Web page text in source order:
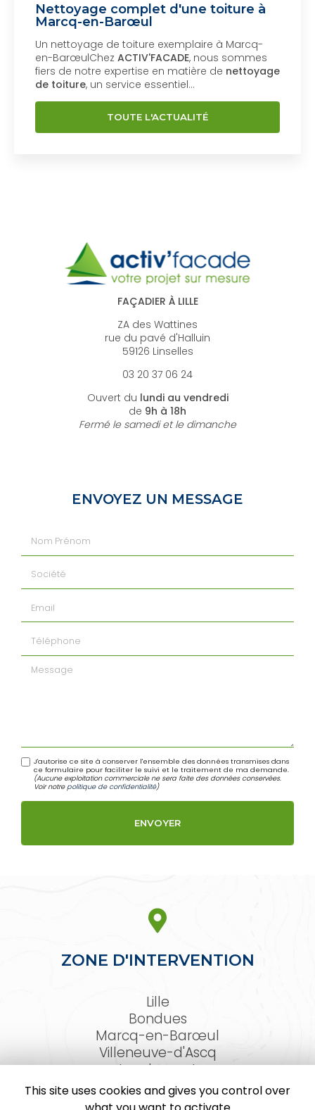
Nettoyage complet d'une toiture à
Marcq-en-Barœul
Un nettoyage de toiture exemplaire à Marcq-
en-BarœulChez ACTIV'FACADE, nous sommes
fiers de notre expertise en matière de nettoyage
de toiture, un service essentiel…
TOUTE L'ACTUALITÉ
FAÇADIER À LILLE
ZA des Wattines
rue du pavé d'Halluin
59126 Linselles
03 20 37 06 24
Ouvert du lundi au vendredi
de 9h à 18h
Fermé le samedi et le dimanche
ENVOYEZ UN MESSAGE
Message
J'autorise ce site à conserver l'ensemble des données transmises dans
ce formulaire pour faciliter le suivi et le traitement de ma demande.
(Aucune exploitation commerciale ne sera faite des données conservées.
Voir notre politique de confidentialité)
ZONE D'INTERVENTION
Lille
Bondues
Marcq-en-Barœul
Villeneuve-d'Ascq
Lambersart
Arras
Le Touquet-Paris-Plage
This site uses cookies and gives you control over